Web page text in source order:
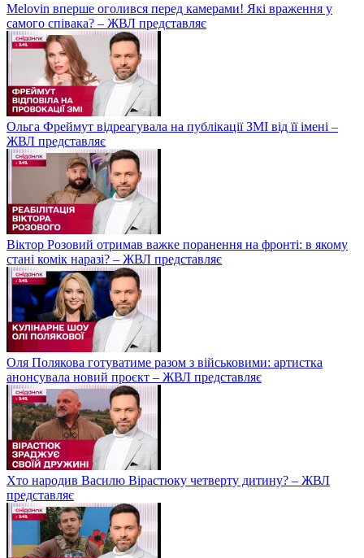
Melovin вперше оголився перед камерами! Які враження у
самого співака? – ЖВЛ представляє
Ольга Фреймут відреагувала на публікації ЗМІ від її імені –
ЖВЛ представляє
Віктор Розовий отримав важке поранення на фронті: в якому
стані комік наразі? – ЖВЛ представляє
Оля Полякова готуватиме разом з військовими: артистка
анонсувала новий проєкт – ЖВЛ представляє
Хто народив Василю Вірастюку четверту дитину? – ЖВЛ
представляє